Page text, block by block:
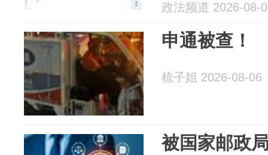
政法频道 2026-08-
申通被查！
梳子姐 2026-08-06
被国家邮政